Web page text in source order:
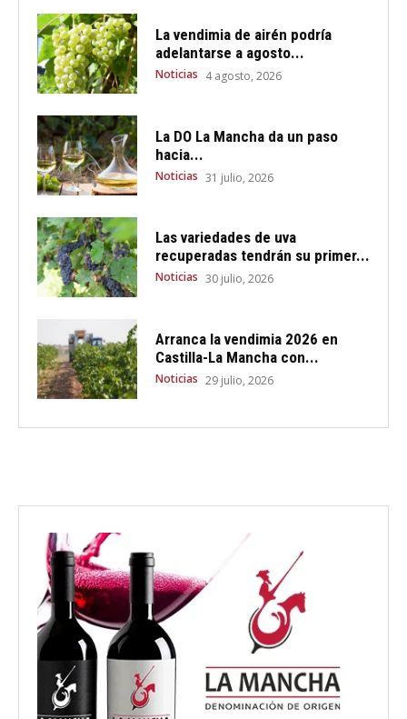
La vendimia de airén podría
adelantarse a agosto...
Noticias 4 agosto, 2026
La DO La Mancha da un paso
hacia...
Noticias 31 julio, 2026
Las variedades de uva
recuperadas tendrán su primer...
Noticias 30 julio, 2026
Arranca la vendimia 2026 en
Castilla-La Mancha con...
Noticias 29 julio, 2026